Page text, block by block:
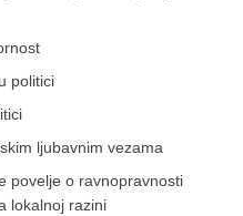
politici
ljubavnim vezama
povelje o ravnopravnosti
lokalnoj razini